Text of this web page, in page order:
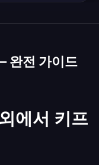
접속할 수 있
완전 가이드
에서 키프